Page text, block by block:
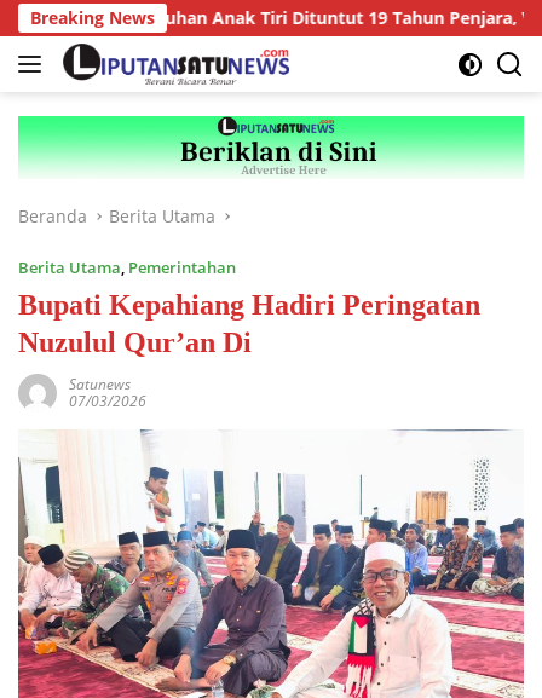
Langsung
ke
konten
Breaking NewsAnak Tiri Dituntut 19 Tahun Penjara, Vonis
Beranda Berita Utama
Berita Utama, Pemerintahan
Bupati Kepahiang Hadiri Peringatan
Nuzulul Qur’an Di
Satunews
07/03/2026